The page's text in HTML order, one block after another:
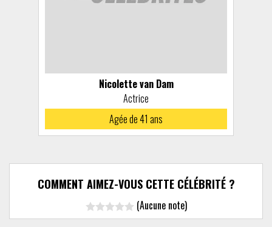
Nicolette van Dam
Actrice
Agée de 41 ans
COMMENT AIMEZ-VOUS CETTE CÉLÉBRITÉ ?
(Aucune note)